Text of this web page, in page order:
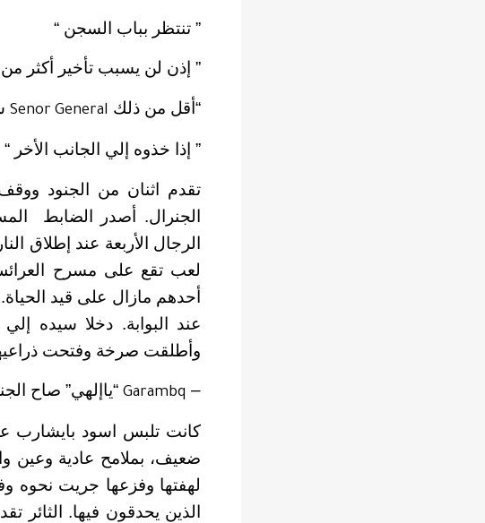
” تنتظر بباب السجن “
” إذن لن يسبب تأخير أكثر
“أقل من ذلك Senor General
” إذا خذوه إلي الجانب الأخر “
تقدم اثنان من الجنود ووقف
الجنرال. أصدر الضابط
الرجال الأربعة عند إطلاق
لعب تقع على مسرح
أحدهم مازال على قيد
عند البوابة. دخلا سيده
وأطلقت صرخة وفتحت
–
Garambq “ياإلهي” صاح
كانت تلبس اسود بايشارب
ضعيف، بملامح عادية
لهفتها وفزعها جريت نحوه
الذين يحدقون فيها.